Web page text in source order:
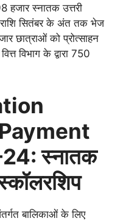
स्नातक उत्तरी
राशि सितंबर के अंत तक भेज
छात्राओं को प्रोत्साहन
विभाग के द्वारा 750
स्नातक
बालिकाओं के लिए